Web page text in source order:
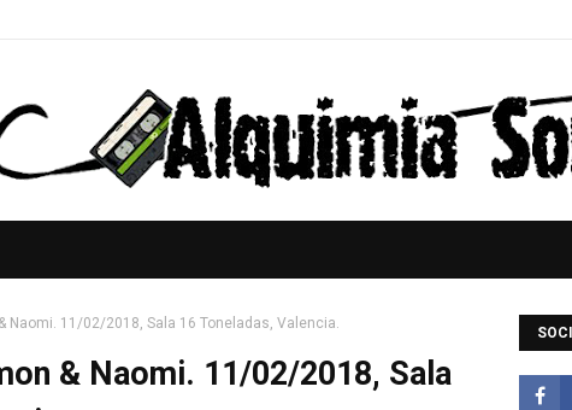
Naomi. 11/02/2018, Sala 16 Toneladas, Valencia.
& Naomi. 11/02/2018, Sala